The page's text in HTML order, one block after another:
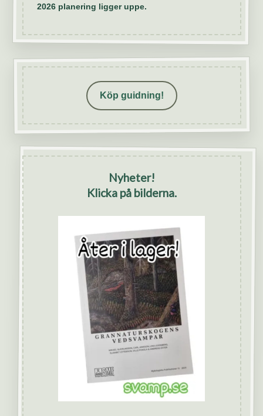
2026 planering ligger uppe.
Köp guidning!
Nyheter!
Klicka på bilderna.